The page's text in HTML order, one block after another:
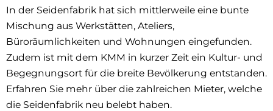
In der Seidenfabrik hat sich mittlerweile eine bunte
Mischung aus Werkstätten, Ateliers,
Büroräumlichkeiten und Wohnungen eingefunden.
Zudem ist mit dem KMM in kurzer Zeit ein Kultur- und
Begegnungsort für die breite Bevölkerung entstanden.
Erfahren Sie mehr über die zahlreichen Mieter, welche
die Seidenfabrik neu belebt haben.